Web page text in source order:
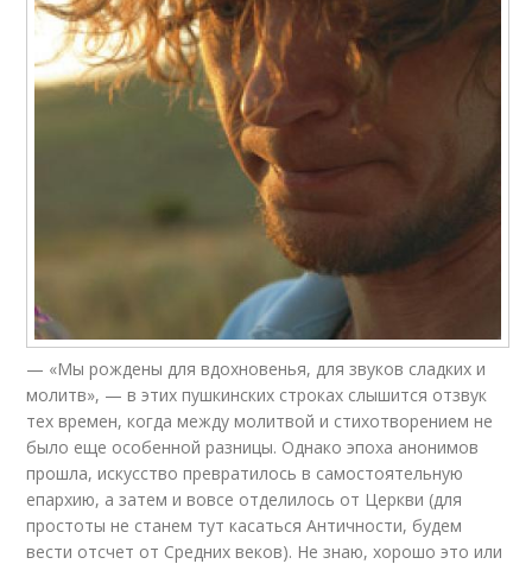
— «Мы рождены для вдохновенья, для звуков сладких и
молитв», — в этих пушкинских строках слышится отзвук
тех времен, когда между молитвой и стихотворением не
было еще особенной разницы. Однако эпоха анонимов
прошла, искусство превратилось в самостоятельную
епархию, а затем и вовсе отделилось от Церкви (для
простоты не станем тут касаться Античности, будем
вести отсчет от Средних веков). Не знаю, хорошо это или